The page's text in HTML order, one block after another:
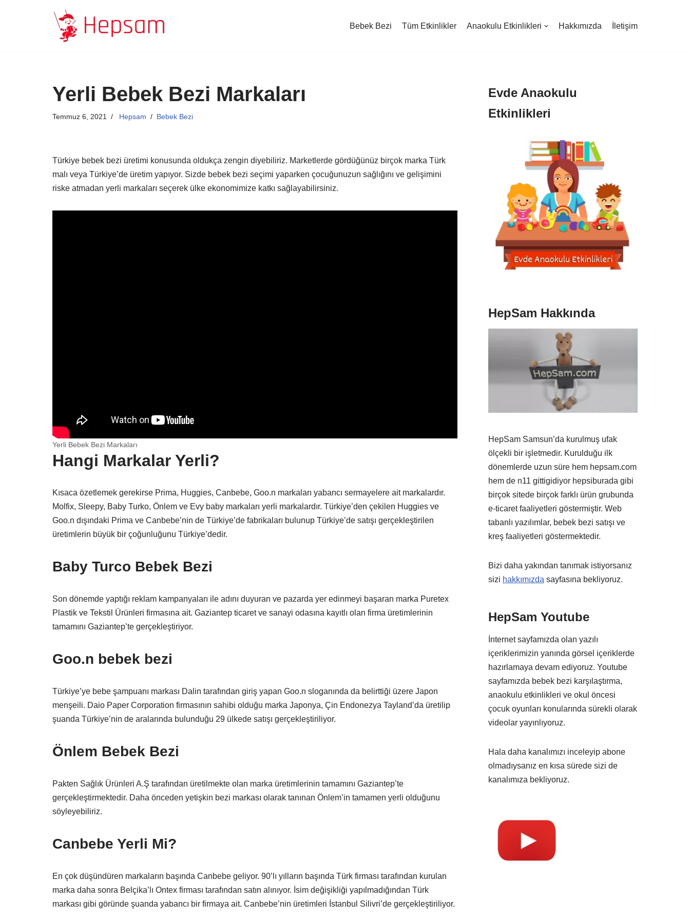
Bebek Bezi Tüm Etkinlikler Anaokulu Etkinlikleri Hakkımızda İletişim
Yerli Bebek Bezi Markaları
Temmuz 6, 2021 Hepsam Bebek Bezi
Türkiye bebek bezi üretimi konusunda oldukça zengin diyebiliriz. Marketlerde gördüğünüz birçok marka Türk
malı veya Türkiye’de üretim yapıyor. Sizde bebek bezi seçimi yaparken çocuğunuzun sağlığını ve gelişimini
riske atmadan yerli markaları seçerek ülke ekonomimize katkı sağlayabilirsiniz.
Yerli Bebek Bezi Markaları
Hangi Markalar Yerli?
Kısaca özetlemek gerekirse Prima, Huggies, Canbebe, Goo.n markaları yabancı sermayelere ait markalardır.
Molfix, Sleepy, Baby Turko, Önlem ve Evy baby markaları yerli markalardır. Türkiye’den çekilen Huggies ve
Goo.n dışındaki Prima ve Canbebe’nin de Türkiye’de fabrikaları bulunup Türkiye’de satışı gerçekleştirilen
üretimlerin büyük bir çoğunluğunu Türkiye’dedir.
Baby Turco Bebek Bezi
Son dönemde yaptığı reklam kampanyaları ile adını duyuran ve pazarda yer edinmeyi başaran marka Puretex
Plastik ve Tekstil Ürünleri firmasına ait. Gaziantep ticaret ve sanayi odasına kayıtlı olan firma üretimlerinin
tamamını Gaziantep’te gerçekleştiriyor.
Goo.n bebek bezi
Türkiye’ye bebe şampuanı markası Dalin tarafından giriş yapan Goo.n sloganında da belirttiği üzere Japon
menşeili. Daio Paper Corporation firmasının sahibi olduğu marka Japonya, Çin Endonezya Tayland’da üretilip
şuanda Türkiye’nin de aralarında bulunduğu 29 ülkede satışı gerçekleştiriliyor.
Önlem Bebek Bezi
Pakten Sağlık Ürünleri A.Ş tarafından üretilmekte olan marka üretimlerinin tamamını Gaziantep’te
gerçekleştirmektedir. Daha önceden yetişkin bezi markası olarak tanınan Önlem’in tamamen yerli olduğunu
söyleyebiliriz.
Canbebe Yerli Mi?
En çok düşündüren markaların başında Canbebe geliyor. 90’lı yılların başında Türk firması tarafından kurulan
marka daha sonra Belçika’lı Ontex firması tarafından satın alınıyor. İsim değişikliği yapılmadığından Türk
markası gibi göründe şuanda yabancı bir firmaya ait. Canbebe’nin üretimleri İstanbul Silivri’de gerçekleştiriliyor.
Evde Anaokulu
Etkinlikleri
HepSam Hakkında
HepSam Samsun’da kurulmuş ufak
ölçekli bir işletmedir. Kurulduğu ilk
dönemlerde uzun süre hem hepsam.com
hem de n11 gittigidiyor hepsiburada gibi
birçok sitede birçok farklı ürün grubunda
e-ticaret faaliyetleri göstermiştir. Web
tabanlı yazılımlar, bebek bezi satışı ve
kreş faaliyetleri göstermektedir.
Bizi daha yakından tanımak istiyorsanız
sizi hakkımızda sayfasına bekliyoruz.
HepSam Youtube
İnternet sayfamızda olan yazılı
içeriklerimizin yanında görsel içeriklerde
hazırlamaya devam ediyoruz. Youtube
sayfamızda bebek bezi karşılaştırma,
anaokulu etkinlikleri ve okul öncesi
çocuk oyunları konularında sürekli olarak
videolar yayınlıyoruz.
Hala daha kanalımızı inceleyip abone
olmadıysanız en kısa sürede sizi de
kanalımıza bekliyoruz.